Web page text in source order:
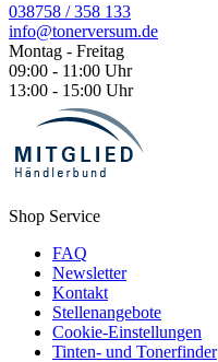
038758 / 358 133
info@tonerversum.de
Montag - Freitag
09:00 - 11:00 Uhr
13:00 - 15:00 Uhr
Shop Service
FAQ
Newsletter
Kontakt
Stellenangebote
Cookie-Einstellungen
Tinten- und Tonerfinder